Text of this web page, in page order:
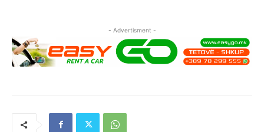
- Advertisment -